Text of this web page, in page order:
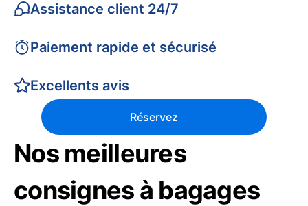
Assistance client 24/7
Paiement rapide et sécurisé
Excellents avis
Réservez
Nos meilleures
consignes à bagages